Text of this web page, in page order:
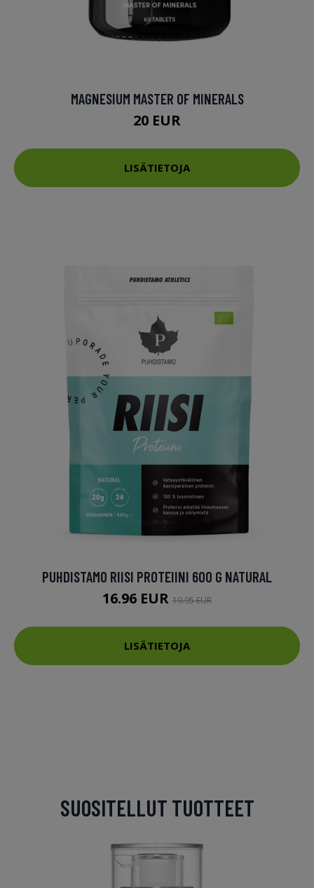
MAGNESIUM MASTER OF MINERALS
20 EUR
LISÄTIETOJA
PUHDISTAMO RIISI PROTEIINI 600 G NATURAL
16.96 EUR 19.95 EUR
LISÄTIETOJA
SUOSITELLUT TUOTTEET